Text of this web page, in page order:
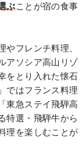
ぶことが宿の食事
フレンチ料理、
アソシア高山リゾ
をとり入れた懐石
ではフランス料理
東急ステイ飛騨高
特選・飛騨牛から
理を楽しむことが